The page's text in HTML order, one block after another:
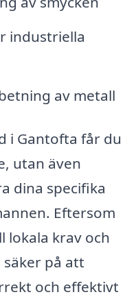
industriella
av metall
i Gantofta får du
utan även
dina specifika
Eftersom
lokala krav och
på att
och effektivt